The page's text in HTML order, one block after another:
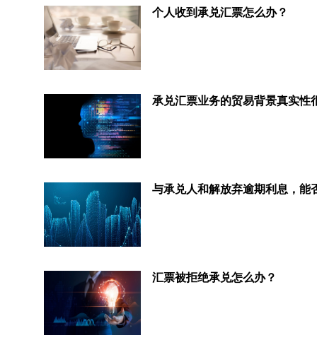
个人收到承兑汇票怎么办？
汇票被拒绝承兑怎么办？